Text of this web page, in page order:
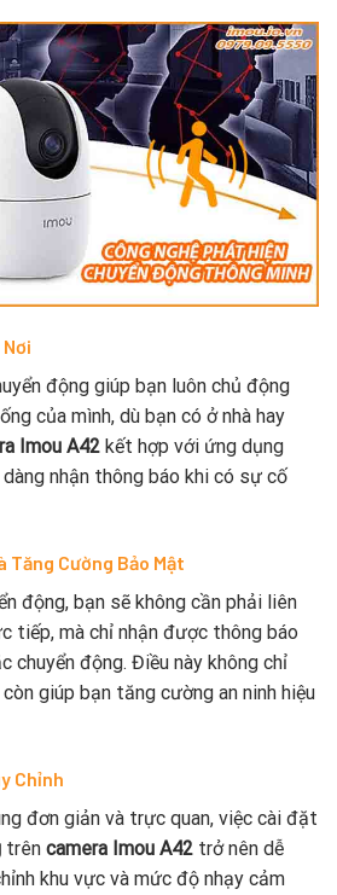
động giúp bạn luôn chủ động
của mình, dù bạn có ở nhà hay
Imou A42 kết hợp với ứng dụng
nhận thông báo khi có sự cố
Tăng Cường Bảo Mật
động, bạn sẽ không cần phải liên
tiếp, mà chỉ nhận được thông báo
chuyển động. Điều này không chỉ
giúp bạn tăng cường an ninh hiệu
Chỉnh
đơn giản và trực quan, việc cài đặt
trên camera Imou A42 trở nên dễ
khu vực và mức độ nhạy cảm